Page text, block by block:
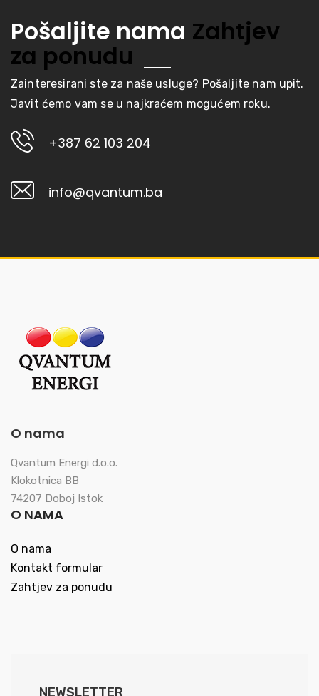
Pošaljite nama Zahtjev
za ponudu
Zainteresirani ste za naše usluge? Pošaljite nam upit.
Javit ćemo vam se u najkraćem mogućem roku.
+387 62 103 204
info@qvantum.ba
O nama
Qvantum Energi d.o.o.
Klokotnica BB
74207 Doboj Istok
O NAMA
O nama
Kontakt formular
Zahtjev za ponudu
NEWSLETTER